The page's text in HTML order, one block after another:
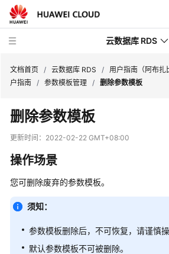
云数据库 RDS
产
介
绍
计
说
文档首页 / 云数据库 RDS / 用户指南（阿布扎
户指南 / 参数模板管理 / 删除参数模板
删除参数模板
更新时间： 2022-02-22 GMT+08:00
操作场景
您可删除废弃的参数模板。
须知：
参数模板删除后，不可恢复，请谨慎操
默认参数模板不可被删除。